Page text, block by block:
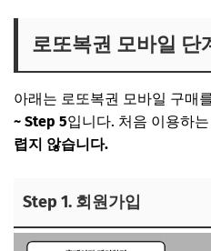
로또복권 모바일 단
아래는 로또복권 모바일 구매
~ Step 5입니다. 처음 이용하
렵지 않습니다.
Step 1. 회원가입